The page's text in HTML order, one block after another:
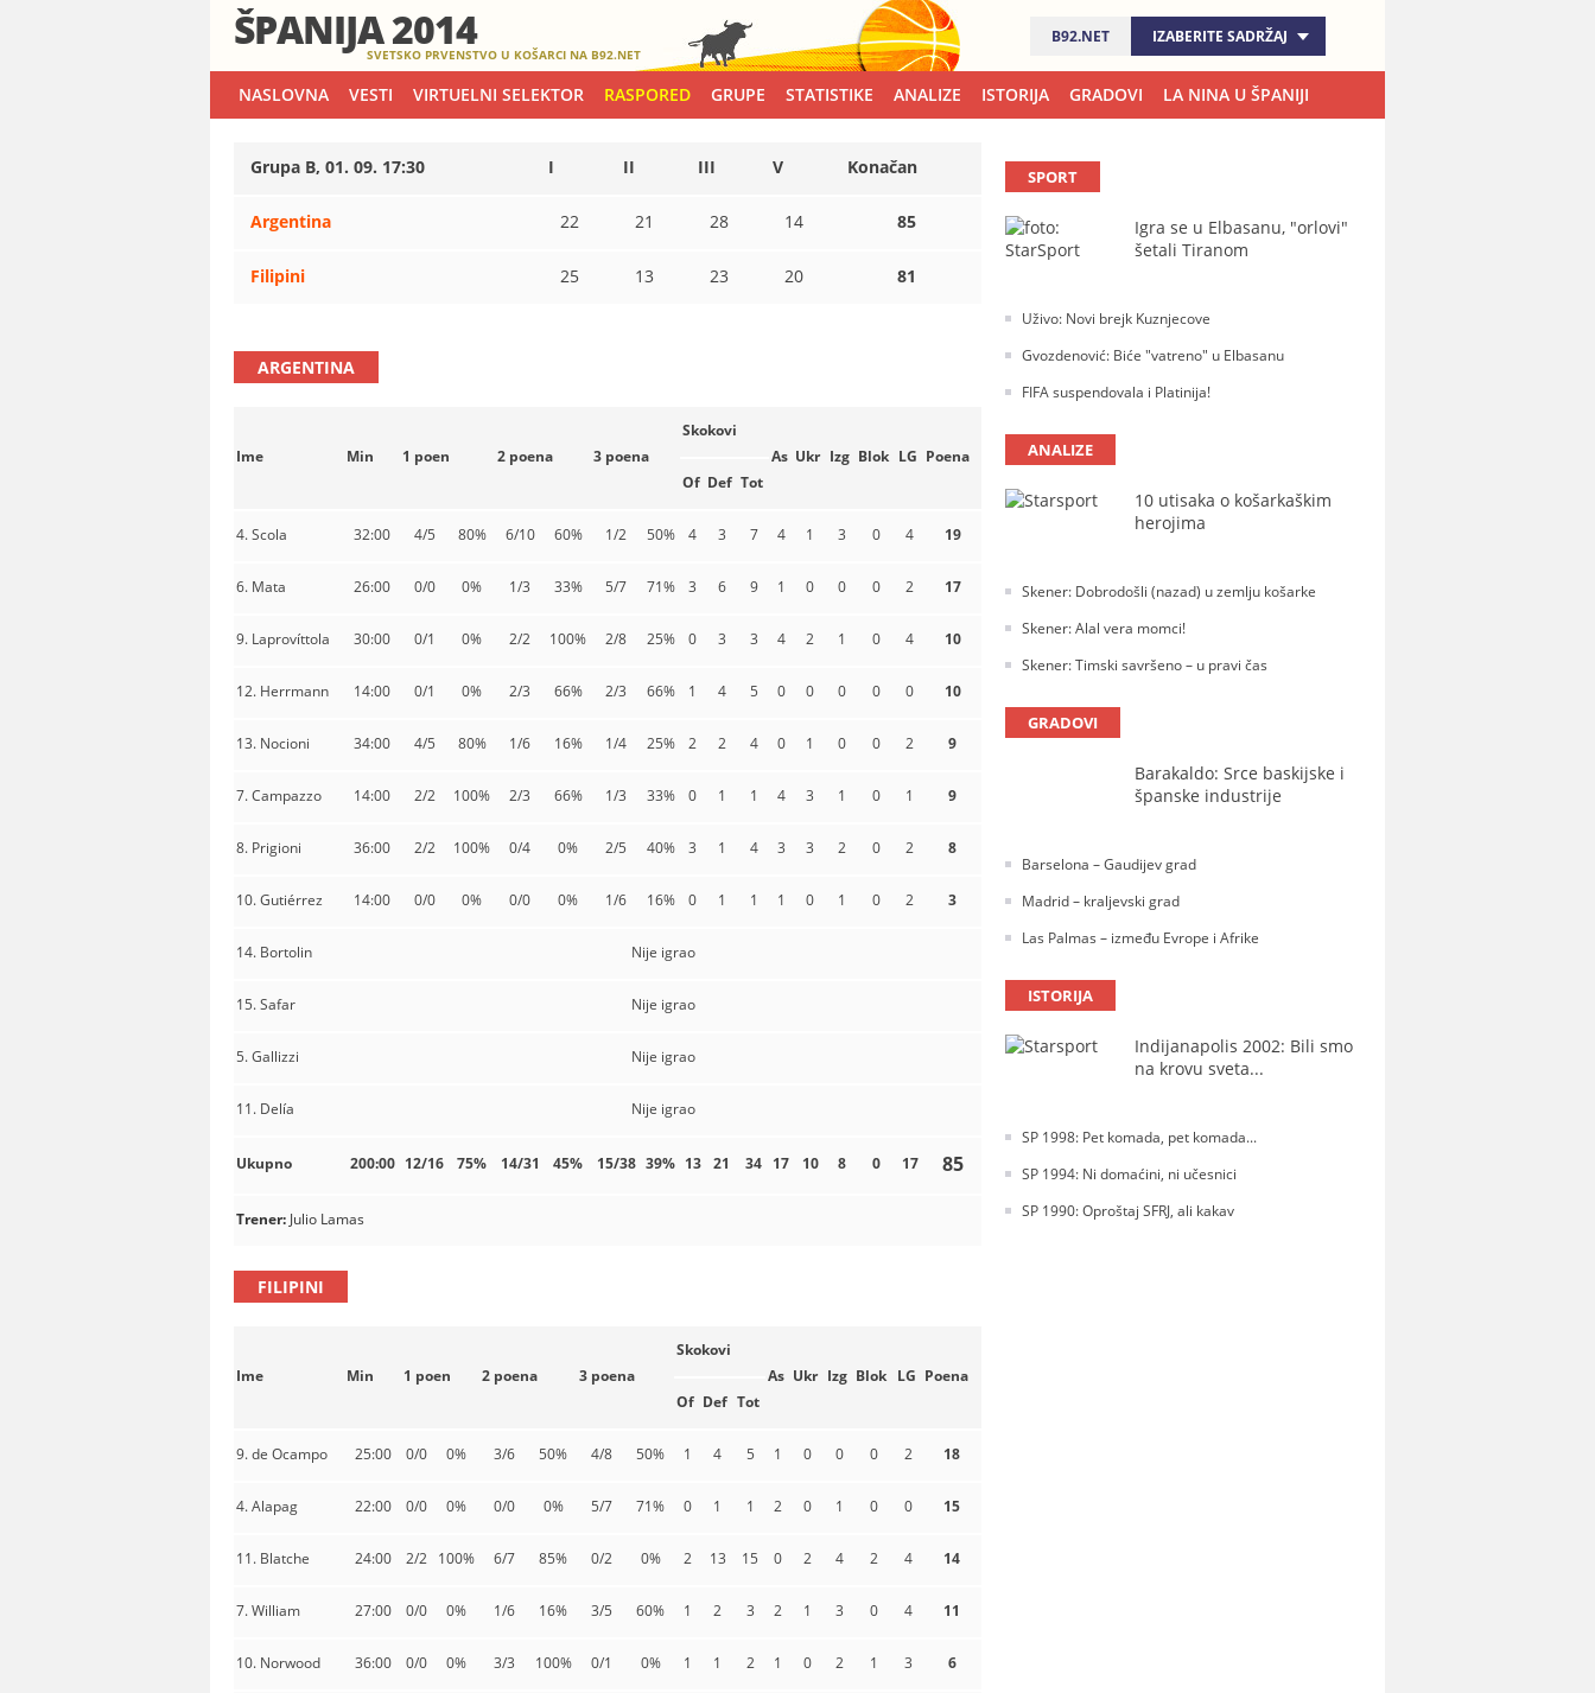
ŠPANIJA 2014SVETSKO PRVENSTVO U KOŠARCI NA B92.NET
B92.NET IZABERITE SADRŽAJ
NASLOVNA VESTI VIRTUELNI SELEKTOR RASPORED GRUPE STATISTIKE ANALIZE ISTORIJA GRADOVI LA NINA U ŠPANIJI
Grupa B, 01. 09. 17:30 I II III V Konačan
Argentina 22 21 28 14 85
Filipini 25 13 23 20 81
ARGENTINA
Ime Min 1 poen 2 poena 3 poena
Skokovi
As Ukr Izg Blok LG Poena
Of Def Tot
4. Scola 32:00 4/5 80% 6/10 60% 1/2 50% 4 3 7 4 1 3 0 4 19
6. Mata 26:00 0/0 0% 1/3 33% 5/7 71% 3 6 9 1 0 0 0 2 17
9. Laprovíttola 30:00 0/1 0% 2/2 100% 2/8 25% 0 3 3 4 2 1 0 4 10
12. Herrmann 14:00 0/1 0% 2/3 66% 2/3 66% 1 4 5 0 0 0 0 0 10
13. Nocioni 34:00 4/5 80% 1/6 16% 1/4 25% 2 2 4 0 1 0 0 2 9
7. Campazzo 14:00 2/2 100% 2/3 66% 1/3 33% 0 1 1 4 3 1 0 1 9
8. Prigioni 36:00 2/2 100% 0/4 0% 2/5 40% 3 1 4 3 3 2 0 2 8
10. Gutiérrez 14:00 0/0 0% 0/0 0% 1/6 16% 0 1 1 1 0 1 0 2 3
14. Bortolin Nije igrao
15. Safar Nije igrao
5. Gallizzi Nije igrao
11. Delía Nije igrao
Ukupno 200:00 12/16 75% 14/31 45% 15/38 39% 13 21 34 17 10 8 0 17 85
Trener: Julio Lamas
FILIPINI
Ime Min 1 poen 2 poena 3 poena
Skokovi
As Ukr Izg Blok LG Poena
Of Def Tot
9. de Ocampo 25:00 0/0 0% 3/6 50% 4/8 50% 1 4 5 1 0 0 0 2 18
4. Alapag 22:00 0/0 0% 0/0 0% 5/7 71% 0 1 1 2 0 1 0 0 15
11. Blatche 24:00 2/2 100% 6/7 85% 0/2 0% 2 13 15 0 2 4 2 4 14
7. William 27:00 0/0 0% 1/6 16% 3/5 60% 1 2 3 2 1 3 0 4 11
10. Norwood 36:00 0/0 0% 3/3 100% 0/1 0% 1 1 2 1 0 2 1 3 6
SPORT
Igra se u Elbasanu, "orlovi"
šetali Tiranom
Uživo: Novi brejk Kuznjecove
Gvozdenović: Biće "vatreno" u Elbasanu
FIFA suspendovala i Platinija!
ANALIZE
10 utisaka o košarkaškim
herojima
Skener: Dobrodošli (nazad) u zemlju košarke
Skener: Alal vera momci!
Skener: Timski savršeno – u pravi čas
GRADOVI
Barakaldo: Srce baskijske i
španske industrije
Barselona – Gaudijev grad
Madrid – kraljevski grad
Las Palmas – između Evrope i Afrike
ISTORIJA
Indijanapolis 2002: Bili smo
na krovu sveta...
SP 1998: Pet komada, pet komada...
SP 1994: Ni domaćini, ni učesnici
SP 1990: Oproštaj SFRJ, ali kakav